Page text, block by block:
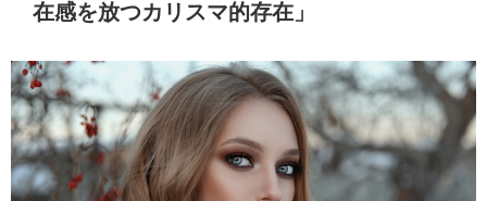
在感を放つカリスマ的存在」